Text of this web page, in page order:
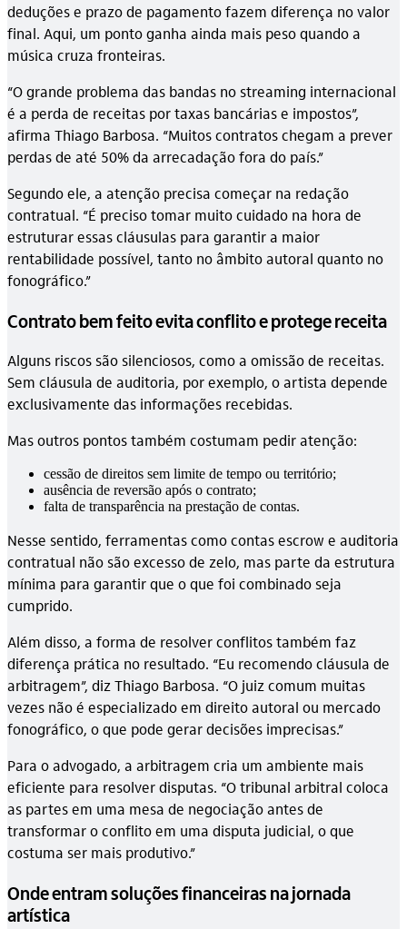
deduções e prazo de pagamento fazem diferença no valor
final. Aqui, um ponto ganha ainda mais peso quando a
música cruza fronteiras.
“O grande problema das bandas no streaming internacional
é a perda de receitas por taxas bancárias e impostos”,
afirma Thiago Barbosa. “Muitos contratos chegam a prever
perdas de até 50% da arrecadação fora do país.”
Segundo ele, a atenção precisa começar na redação
contratual. “É preciso tomar muito cuidado na hora de
estruturar essas cláusulas para garantir a maior
rentabilidade possível, tanto no âmbito autoral quanto no
fonográfico.”
Contrato bem feito evita conflito e protege receita
Alguns riscos são silenciosos, como a omissão de receitas.
Sem cláusula de auditoria, por exemplo, o artista depende
exclusivamente das informações recebidas.
Mas outros pontos também costumam pedir atenção:
cessão de direitos sem limite de tempo ou território;
ausência de reversão após o contrato;
falta de transparência na prestação de contas.
Nesse sentido, ferramentas como contas escrow e auditoria
contratual não são excesso de zelo, mas parte da estrutura
mínima para garantir que o que foi combinado seja
cumprido.
Além disso, a forma de resolver conflitos também faz
diferença prática no resultado. “Eu recomendo cláusula de
arbitragem”, diz Thiago Barbosa. “O juiz comum muitas
vezes não é especializado em direito autoral ou mercado
fonográfico, o que pode gerar decisões imprecisas.”
Para o advogado, a arbitragem cria um ambiente mais
eficiente para resolver disputas. “O tribunal arbitral coloca
as partes em uma mesa de negociação antes de
transformar o conflito em uma disputa judicial, o que
costuma ser mais produtivo.”
Onde entram soluções financeiras na jornada
artística